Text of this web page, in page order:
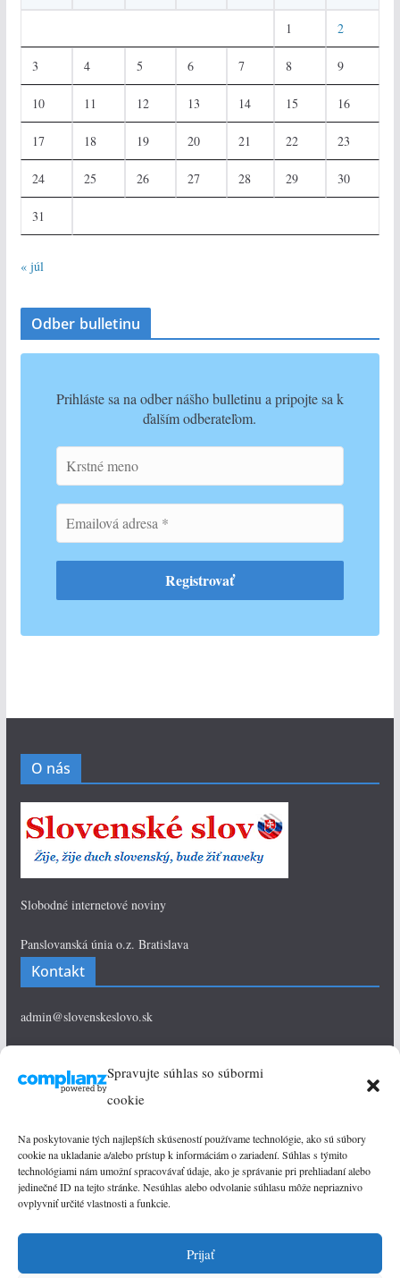
Spravujte súhlas so súbormi
cookie
Na poskytovanie tých najlepších skúseností používame technológie, ako sú súbory
cookie na ukladanie a/alebo prístup k informáciám o zariadení. Súhlas s týmito
technológiami nám umožní spracovávať údaje, ako je správanie pri prehliadaní alebo
jedinečné ID na tejto stránke. Nesúhlas alebo odvolanie súhlasu môže nepriaznivo
ovplyvniť určité vlastnosti a funkcie.
Prijať
1 2
3 4 5 6 7 8 9
10 11 12 13 14 15 16
17 18 19 20 21 22 23
24 25 26 27 28 29 30
31
« júl
Odber bulletinu
Prihláste sa na odber nášho bulletinu a pripojte sa k
ďalším odberateľom.
O nás
Slobodné internetové noviny
Panslovanská únia o.z. Bratislava
Kontakt
admin@slovenskeslovo.sk
Značky
EkonomikaHistóriakomentáreKultúra
NovéOsobnostiO čom je reč
Slovensko